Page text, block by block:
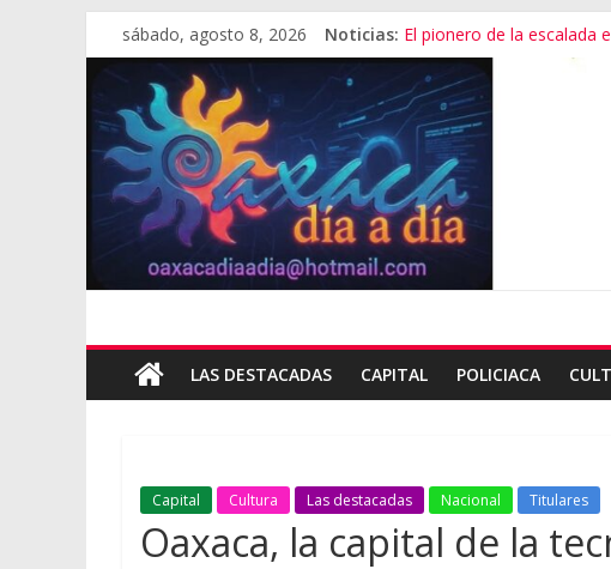
sábado, agosto 8, 2026 Noticias: El pionero de la escalada
Oaxaca capital, 3er
Vestimenta en Quialana,
Aniversario del Museo
Vivió Oaxaca gala de
LAS DESTACADAS CAPITAL POLICIACA
Capital Cultura Las destacadas Nacional Titulares
Oaxaca, la capital de la